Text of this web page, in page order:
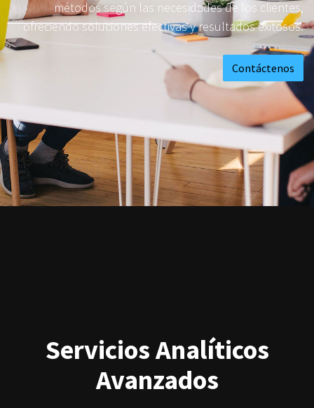
métodos según las necesidades de los clientes,
ofreciendo soluciones efectivas y resultados exitosos.
Contáctenos
Servicios Analíticos
Avanzados